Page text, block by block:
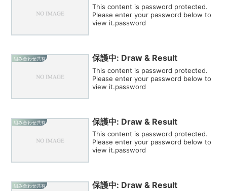
This content is password protected.
Please enter your password below to
view it.password
組み合わせ共有 保護中: Draw & Result
This content is password protected.
Please enter your password below to
view it.password
組み合わせ共有 保護中: Draw & Result
This content is password protected.
Please enter your password below to
view it.password
組み合わせ共有 保護中: Draw & Result